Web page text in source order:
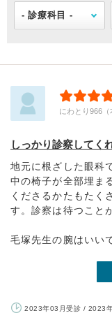
にわとり966（
しっかり診察してく
地元に根ざした眼科
中の椅子が全部埋ま
くださるかたもたく
す。診察は待つこと
毛塚先生の腕はいい
2023年03月受診 / 2023